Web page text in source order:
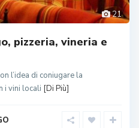
21
pizzeria, vineria e
l’idea di coniugare la
i vini locali [Di Più]